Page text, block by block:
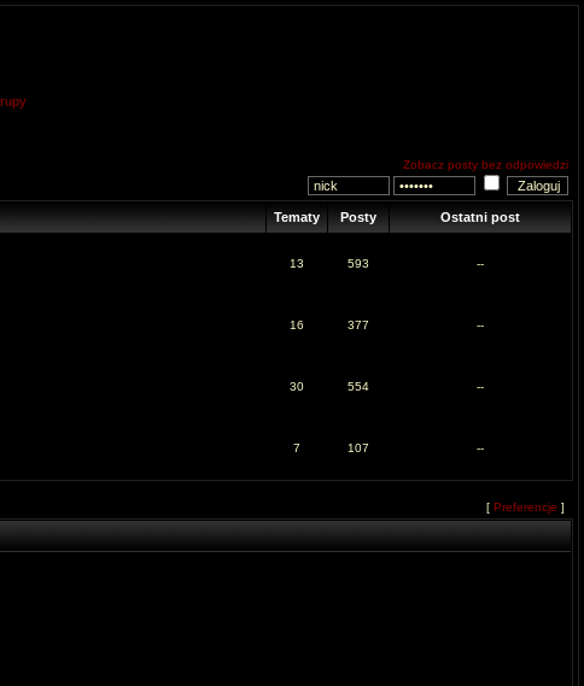
Zobacz posty bez odpowiedzi
Tematy Posty Ostatni post
13 593 --
16 377 --
30 554 --
7 107 --
[ Preferencje ]